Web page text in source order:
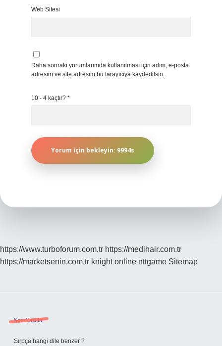
Web Sitesi
Daha sonraki yorumlarımda kullanılması için adım, e-posta
adresim ve site adresim bu tarayıcıya kaydedilsin.
10 - 4 kaçtır? *
https://www.turboforum.com.tr https://medihair.com.tr
https://marketsenin.com.tr knight online nttgame Sitemap
Sidebar
Son Yazılar
Sırpça hangi dile benzer ?